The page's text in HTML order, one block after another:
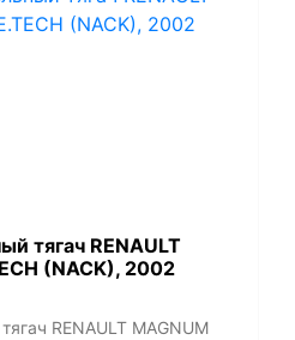
тягач RENAULT
(NACK), 2002
RENAULT MAGNUM